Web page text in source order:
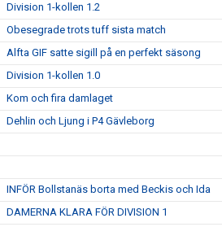
Division 1-kollen 1.2
Obesegrade trots tuff sista match
Alfta GIF satte sigill på en perfekt säsong
Division 1-kollen 1.0
Kom och fira damlaget
Dehlin och Ljung i P4 Gävleborg
INFÖR Bollstanäs borta med Beckis och Ida
DAMERNA KLARA FÖR DIVISION 1